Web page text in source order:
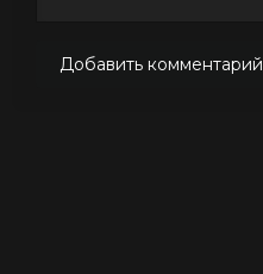
Добавить комментарий